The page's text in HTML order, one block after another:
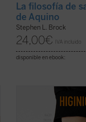
La filosofía de
de Aquino
Stephen L. Brock
24,00€ IVA incluido
disponible en ebook:
Cantar y bailar;
pasear; dormir;
tontear; leer y